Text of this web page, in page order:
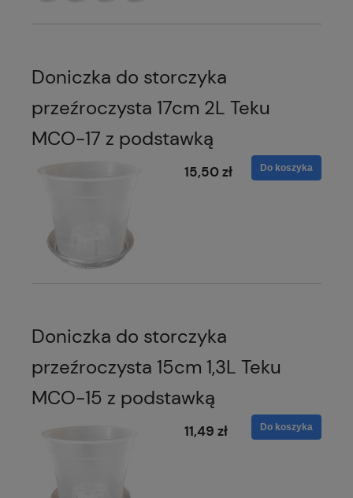
Doniczka do storczyka
przeźroczysta 17cm 2L Teku
MCO-17 z podstawką
15,50 zł Do koszyka
Doniczka do storczyka
przeźroczysta 15cm 1,3L Teku
MCO-15 z podstawką
11,49 zł Do koszyka